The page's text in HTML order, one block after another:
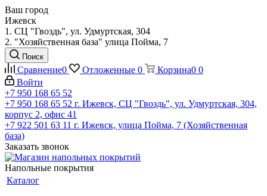
Ваш город
Ижевск
1. СЦ "Гвоздь", ул. Удмуртская, 304
2. "Хозяйственная база" улица Пойма, 7
Поиск
Сравнение0 Отложенные 0 Корзина0 0
Войти
+7 950 168 65 52
+7 950 168 65 52 г. Ижевск, СЦ "Гвоздь", ул. Удмуртская, 304,
корпус 2, офис 41
+7 922 501 63 11 г. Ижевск, улица Пойма, 7 (Хозяйственная
база)
Заказать звонок
Напольные покрытия
Каталог